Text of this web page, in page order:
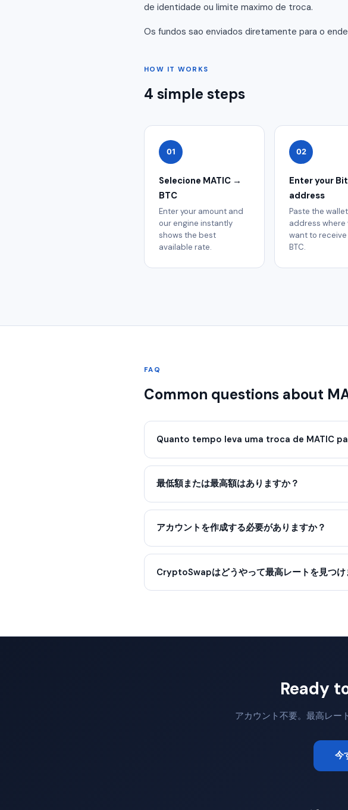
de identidade ou limite maximo de troca.
Os fundos sao enviados diretamente para o
HOW IT WORKS
4 simple steps
01
Selecione MATIC →
BTC
Enter your amount and
our engine instantly
shows the best
available rate.
02
Enter your
address
Paste the wallet
address where
want to receive
BTC.
FAQ
Common questions about
Quanto tempo leva uma troca de MATIC
最低額または最高額はありますか？
アカウントを作成する必要がありますか？
CryptoSwapはどうやって最高レートを見つけ
Ready
アカウント不要。最高レー
今